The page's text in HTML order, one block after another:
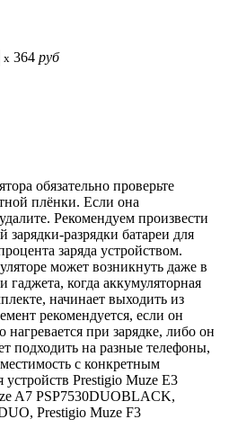
x 364 руб
обязательно проверьте
плёнки. Если она
Рекомендуем произвести
разрядки батареи для
заряда устройством.
может возникнуть даже в
гаджета, когда аккумуляторная
начинает выходить из
рекомендуется, если он
нагревается при зарядке, либо он
подходить на разные телефоны,
с конкретным
Prestigio Muze E3
A7 PSP7530DUOBLACK,
Prestigio Muze F3